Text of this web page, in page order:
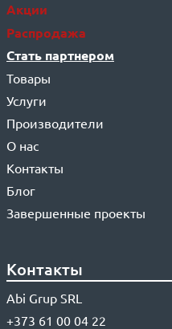
Акции
Распродажа
Стать партнером
Товары
Услуги
Производители
О нас
Контакты
Блог
Завершенные проекты
Контакты
Abi Grup SRL
+373 61 00 04 22